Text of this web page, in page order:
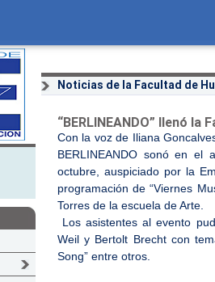
Noticias de la Facultad de
“BERLINEANDO” llenó la
Con la voz de Iliana
BERLINEANDO sonó en el
octubre, auspiciado por la
programación de “Viernes
Torres de la escuela de Arte.
Los asistentes al evento
Weil y Bertolt Brecht con
Song” entre otros.